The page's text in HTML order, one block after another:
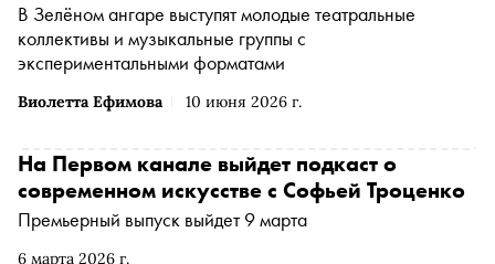
Виолетта Ефимова 10 июня 2026 г.
В Зелёном ангаре выступят молодые театральные
коллективы и музыкальные группы с
экспериментальными форматами
6 марта 2026 г.
На Первом канале выйдет подкаст о
современном искусстве с Софьей Троценко
Премьерный выпуск выйдет 9 марта